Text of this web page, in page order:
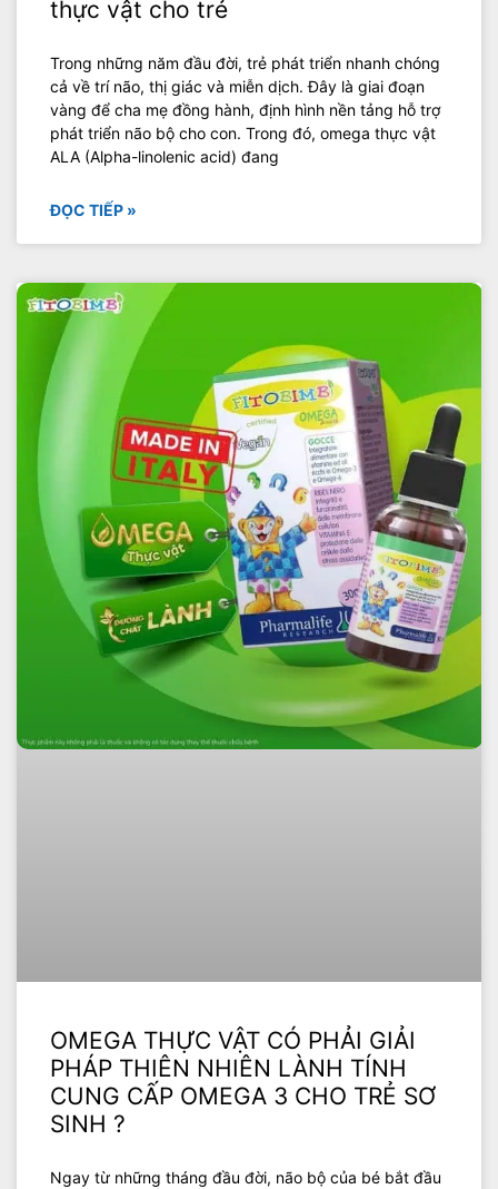
thực vật cho trẻ
Trong những năm đầu đời, trẻ phát triển nhanh chóng
cả về trí não, thị giác và miễn dịch. Đây là giai đoạn
vàng để cha mẹ đồng hành, định hình nền tảng hỗ trợ
phát triển não bộ cho con. Trong đó, omega thực vật
ALA (Alpha-linolenic acid) đang
ĐỌC TIẾP »
OMEGA THỰC VẬT CÓ PHẢI GIẢI
PHÁP THIÊN NHIÊN LÀNH TÍNH
CUNG CẤP OMEGA 3 CHO TRẺ SƠ
SINH ?
Ngay từ những tháng đầu đời, não bộ của bé bắt đầu